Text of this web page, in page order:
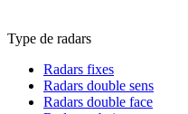
Type de radars
Radars fixes
Radars double sens
Radars double face